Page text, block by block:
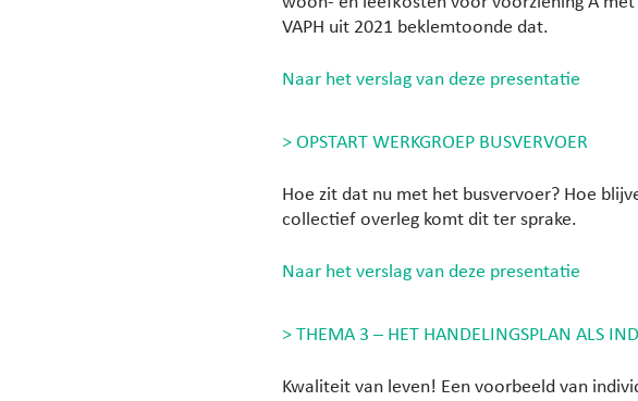
VAPH uit 2021 beklemtoonde dat.
Naar het verslag van deze presentatie
> OPSTART WERKGROEP BUSVERVOER
Hoe zit dat nu met het busvervoer? Hoe
collectief overleg komt dit ter sprake.
Naar het verslag van deze presentatie
> THEMA 3 – HET HANDELINGSPLAN ALS
Kwaliteit van leven! Een voorbeeld van